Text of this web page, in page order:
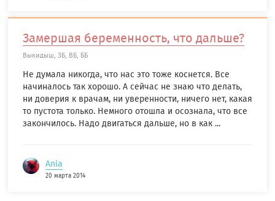
Замершая беременность, что дальше?
Выкидыш, ЗБ, ВБ, ББ
Не думала никогда, что нас это тоже коснется. Все
начиналось так хорошо. А сейчас не знаю что делать,
ни доверия к врачам, ни уверенности, ничего нет, какая
то пустота только. Немного отошла и осознала, что все
закончилось. Надо двигаться дальше, но в как ...
Ania
20 марта 2014